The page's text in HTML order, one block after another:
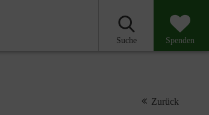
Suche Spenden
Zurück